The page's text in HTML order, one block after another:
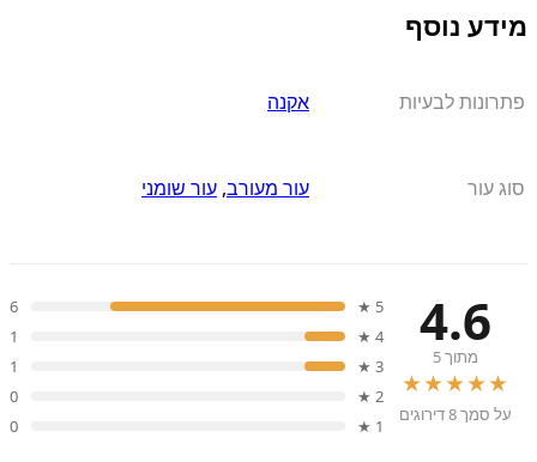
מידע נוסף
פתרונות לבעיות אקנה
סוג עור עור מעורב, עור שומני
4.6
מתוך 5
★★★★★
על סמך 8 דירוגים
5 ★
6
4 ★
1
3 ★
1
2 ★
0
1 ★
0